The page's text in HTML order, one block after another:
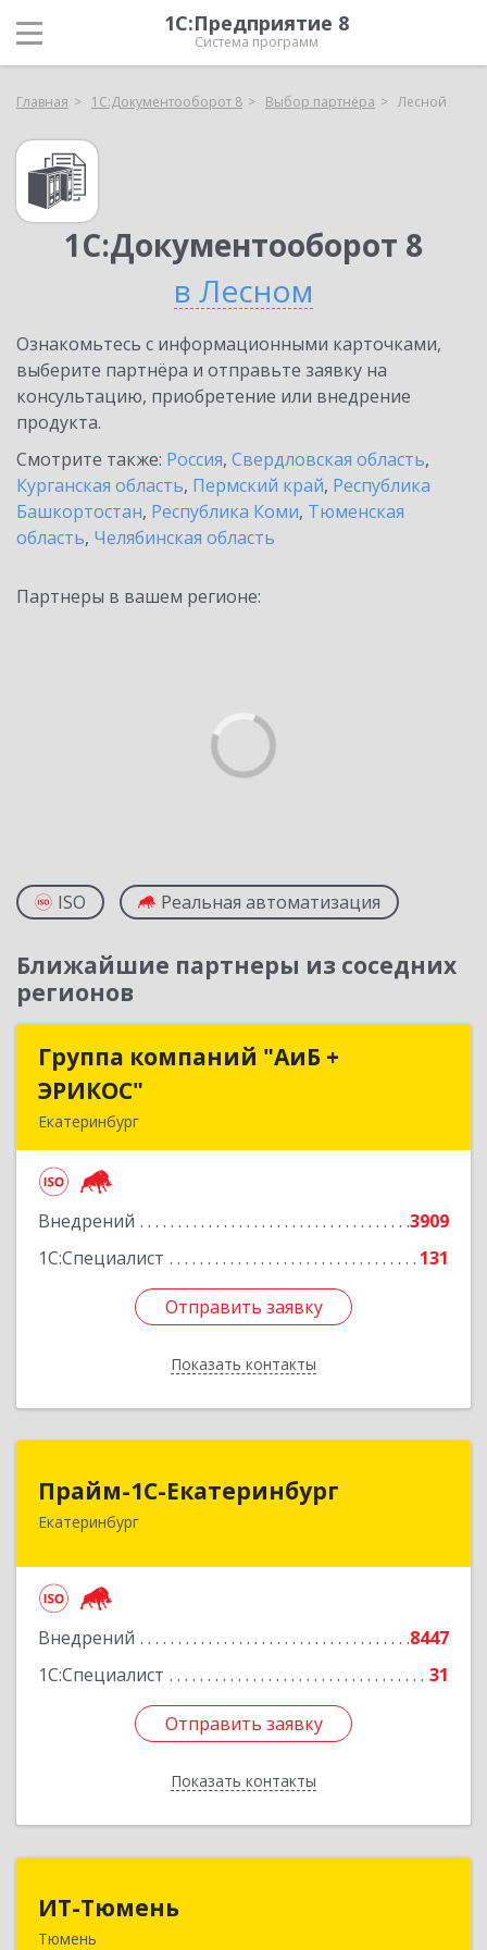
1С:Предприятие 8
Система программ
Главная 1С:Документооборот 8 Выбор партнёра Лесной
1С:Документооборот 8
в Лесном
Ознакомьтесь с информационными карточками,
выберите партнёра и отправьте заявку на
консультацию, приобретение или внедрение
продукта.
Смотрите также: Россия, Свердловская область,
Курганская область, Пермский край, Республика
Башкортостан, Республика Коми, Тюменская
область, Челябинская область
Партнеры в вашем регионе:
ISO Реальная автоматизация
Ближайшие партнеры из соседних
регионов
Группа компаний "АиБ +
ЭРИКОС"
Екатеринбург
Внедрений
3909
1С:Специалист
131
Отправить заявку
Показать контакты
Группа компаний "АиБ +
Подробнее
Отправить заявку
Назад
Прайм-1С-Екатеринбург
Екатеринбург
Внедрений
8447
1С:Специалист
31
Отправить заявку
Показать контакты
Прайм-1С-Екатеринбург
620142, Свердловская обл, Екатеринбург г, 8
Отправить заявку
Назад
ИТ-Тюмень
Тюмень
625000, Тюменская обл, Тюмень г, Грибоедова,